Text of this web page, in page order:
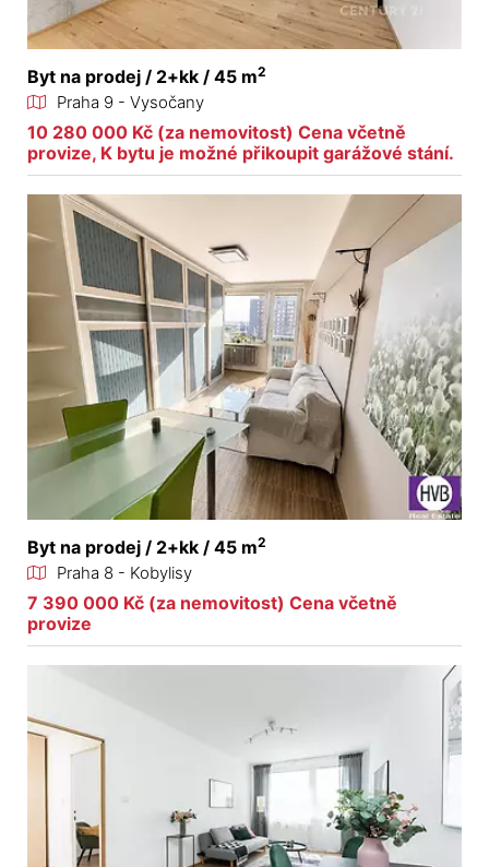
Byt na prodej / 2+kk / 45 m2
Praha 9 - Vysočany
10 280 000 Kč (za nemovitost) Cena včetně
provize, K bytu je možné přikoupit garážové stání.
Byt na prodej / 2+kk / 45 m2
Praha 8 - Kobylisy
7 390 000 Kč (za nemovitost) Cena včetně
provize